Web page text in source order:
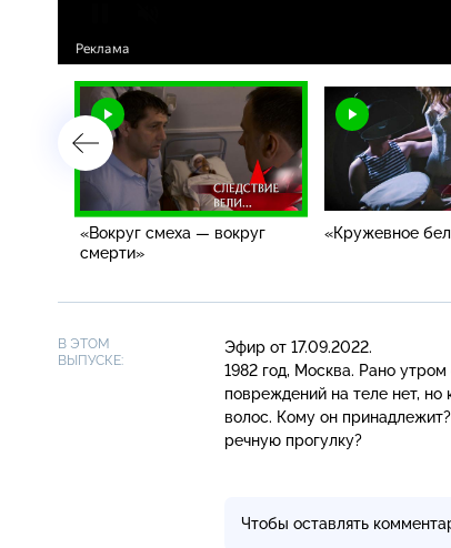
«Вокруг смеха — вокруг
смерти»
«Кружевное
В ЭТОМ
ВЫПУСКЕ:
Эфир от 17.09.2022.
1982 год, Москва. Рано
повреждений на теле нет, но
волос. Кому он
речную прогулку?
Чтобы оставлять